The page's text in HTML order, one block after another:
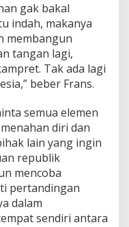
gak bakal
indah, makanya
membangun
tangan lagi,
Tak ada lagi
beber Frans.
semua elemen
diri dan
lain yang ingin
republik
mencoba
pertandingan
dalam
sendiri antara